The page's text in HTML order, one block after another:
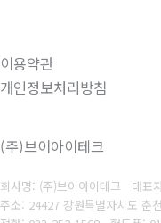
이용약관
개인정보처리방침
(주)브이아이테크
회사명: (주)브이아이테크 대표
주소: 24427 강원특별자치도 춘